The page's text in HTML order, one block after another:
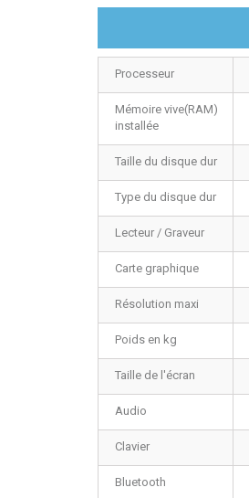
Processeur
Mémoire vive(RAM)
installée
Taille du disque dur
Type du disque dur
Lecteur / Graveur
Carte graphique
Résolution maxi
Poids en kg
Taille de l'écran
Audio
Clavier
Bluetooth